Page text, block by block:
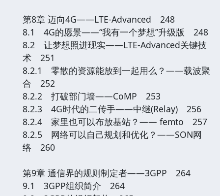
第8章 迈向4G——LTE-Advanced 248
8.1 4G的愿景——“我有一个梦想”升级版 248
8.2 让梦想照进现实——LTE-Advanced关键技
术 251
8.2.1 零散的资源能放到一起用么？——载波聚
合 252
8.2.2 打破部门墙——CoMP 253
8.2.3 4G时代的二传手——中继(Relay) 256
8.2.4 家里也可以布放基站？—— femto 257
8.2.5 网络可以自己规划和优化？——SON网
络 260
第9章 通信界的规则制定者——3GPP 264
9.1 3GPP组织简介 264